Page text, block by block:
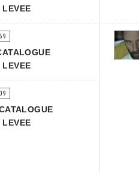
LEVEE
LEVEE
LEVEE